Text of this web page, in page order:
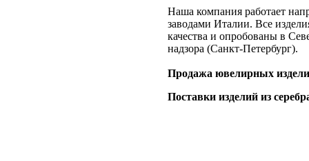
Наша компания работает
заводами Италии. Все
качества и опробованы в
надзора (Санкт-Петербург).
Продажа ювелирных
Поставки изделий из